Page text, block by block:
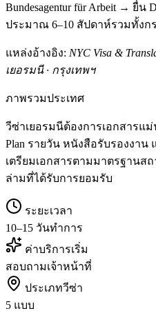
Bundesagentur für Arbeit → ยื่
ประมาณ 6–10 สัปดาห์รวมทั้งก
แหล่งอ้างอิง: NYC Visa &
เยอรมนี · กรุงเทพฯ
ภาพรวมประเทศ
วีซ่าเยอรมนีต้องการเอกสารแม่
Plan รายวัน หนังสือรับรองงาน
เตรียมเอกสารตามมาตรฐานส
ล่ามที่ได้รับการยอมรับ
ระยะเวลา
10–15 วันทำการ
ค่าบริการเริ่ม
สอบถามเจ้าหน้าที่
ประเภทวีซ่า
5 แบบ